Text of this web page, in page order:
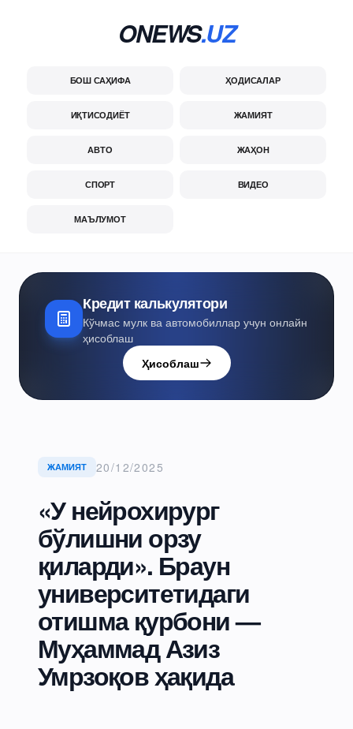
ONEWS.UZ
БОШ САҲИФА ҲОДИСАЛАР
ИҚТИСОДИЁТ ЖАМИЯТ
АВТО ЖАҲОН
СПОРТ ВИДЕО
МАЪЛУМОТ
Кредит калькулятори
Кўчмас мулк ва автомобиллар учун онлайн
ҳисоблаш
Ҳисоблаш
ЖАМИЯТ 20/12/2025
«У нейрохирург
бўлишни орзу
қиларди». Браун
университетидаги
отишма қурбони —
Муҳаммад Азиз
Умрзоқов ҳақида